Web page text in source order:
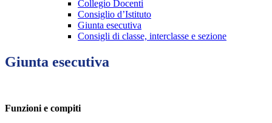
Collegio Docenti
Consiglio d’Istituto
Giunta esecutiva
Consigli di classe, interclasse e sezione
Giunta esecutiva
Funzioni e compiti